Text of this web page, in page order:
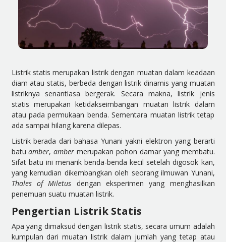
Listrik statis merupakan listrik dengan muatan dalam keadaan
diam atau statis, berbeda dengan listrik dinamis yang muatan
listriknya senantiasa bergerak. Secara makna, listrik jenis
statis merupakan ketidakseimbangan muatan listrik dalam
atau pada permukaan benda. Sementara muatan listrik tetap
ada sampai hilang karena dilepas.
Listrik berada dari bahasa Yunani yakni elektron yang berarti
batuamber,amber merupakan pohon damar yang membatu.
Sifat batu ini menarik benda-benda kecil setelah digosok kan,
yang kemudian dikembangkan oleh seorang ilmuwan Yunani,
Thales of Miletus dengan eksperimen yang menghasilkan
penemuan suatu muatan listrik.
Pengertian Listrik Statis
Apa yang dimaksud dengan listrik statis, secara umum adalah
kumpulan dari muatan listrik dalam jumlah yang tetap atau